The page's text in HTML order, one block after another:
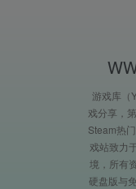
游戏库（
戏分享，
Steam热
戏站致力
境，所有
硬盘版与